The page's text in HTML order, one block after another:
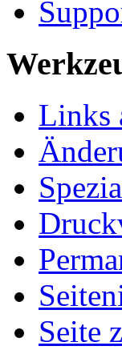
Links
Seite